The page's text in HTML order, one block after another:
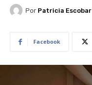
Por Patricia Escobar
Facebook